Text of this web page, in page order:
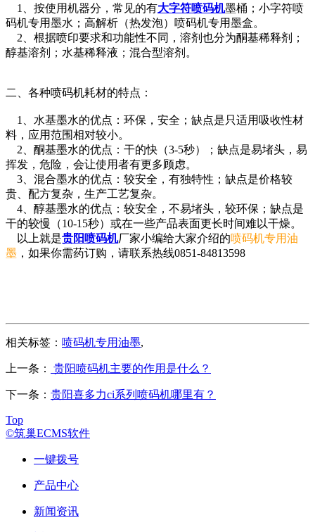
1、按使用机器分，常见的有大字符喷码机墨桶；小字符喷
码机专用墨水；高解析（热发泡）喷码机专用墨盒。
2、根据喷印要求和功能性不同，溶剂也分为酮基稀释剂；
醇基溶剂；水基稀释液；混合型溶剂。
二、各种喷码机耗材的特点：
1、水基墨水的优点：环保，安全；缺点是只适用吸收性材
料，应用范围相对较小。
2、酮基墨水的优点：干的快（3-5秒）；缺点是易堵头，易
挥发，危险，会让使用者有更多顾虑。
3、混合墨水的优点：较安全，有独特性；缺点是价格较
贵、配方复杂，生产工艺复杂。
4、醇基墨水的优点：较安全，不易堵头，较环保；缺点是
干的较慢（10-15秒）或在一些产品表面更长时间难以干燥。
以上就是贵阳喷码机厂家小编给大家介绍的喷码机专用油
墨 ，如果你需药订购，请联系热线0851-84813598
相关标签： 喷码机专用油墨,
上一条： 贵阳喷码机主要的作用是什么？
下一条： 贵阳喜多力ci系列喷码机哪里有？
Top
©筑巢ECMS软件
一键拨号
产品中心
新闻资讯